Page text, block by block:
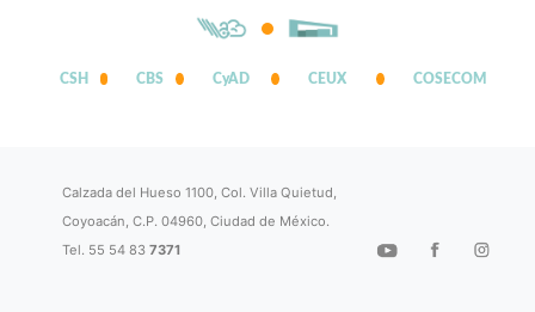
CSH CBS CyAD CEUX COSECOM
Calzada del Hueso 1100, Col. Villa Quietud,
Coyoacán, C.P. 04960, Ciudad de México.
Tel. 55 54 837371